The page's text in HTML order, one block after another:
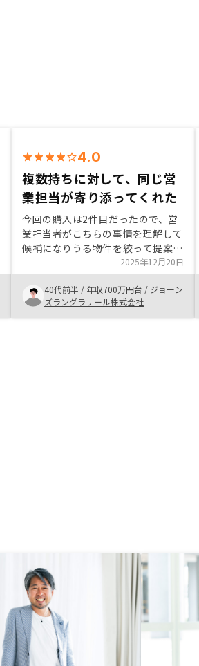
4.0
複数持ちに対して、同じ営
業担当が寄り添ってくれた
今回の購入は2件目だったので、営
業担当者がこちらの事情を理解して
候補になりうる物件を絞って提案し
てくれたので、悩みは少なくて済ん
だ。やや物件価格が高いように感じ
たが、機会を逃さず続けて購入した
いという最大の目的に対して提案し
てくれた物件としては購入に値する
2025年12月20日
40代前半 / 年収700万円台 / ジョーン
ズラングラサール株式会社